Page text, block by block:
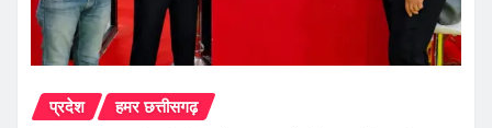
प्रदेश हमर छत्तीसगढ़